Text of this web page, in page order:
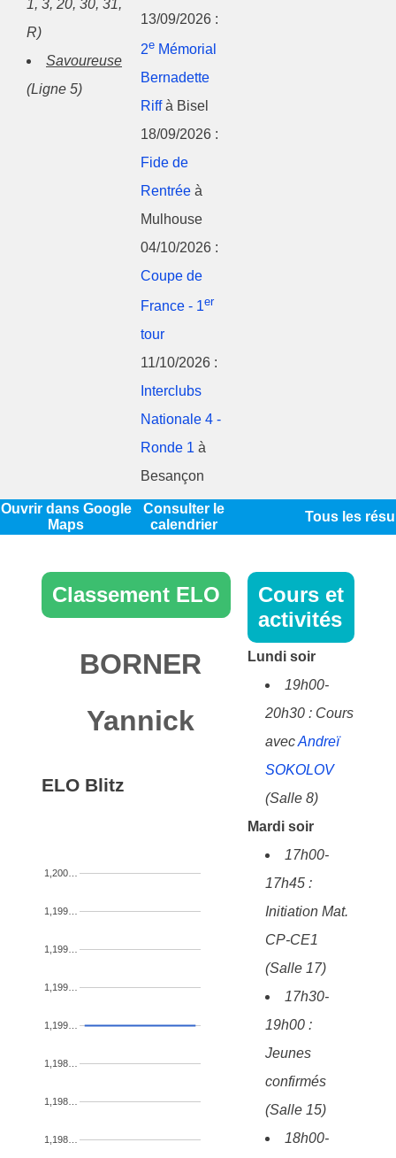
1, 3, 20, 30, 31,
R)
Savoureuse
(Ligne 5)
13/09/2026 :
2e Mémorial
Bernadette
Riffà Bisel
18/09/2026 :
Fide de
Rentrée à
Mulhouse
04/10/2026 :
Coupe de
France - 1er
tour
11/10/2026 :
Interclubs
Nationale 4 -
Ronde 1 à
Besançon
Ouvrir dans Google
Maps
Consulter le
calendrier
Tous les
Classement ELO
BORNER
Yannick
ELO Blitz
1,198…
1,198…
1,198…
1,199…
1,199…
1,199…
1,199…
1,200…
Cours et
activités
Lundi soir
19h00-
20h30 : Cours
avecAndreï
SOKOLOV
(Salle 8)
Mardi soir
17h00-
17h45 :
Initiation Mat.
CP-CE1
(Salle 17)
17h30-
19h00 :
Jeunes
confirmés
(Salle 15)
18h00-